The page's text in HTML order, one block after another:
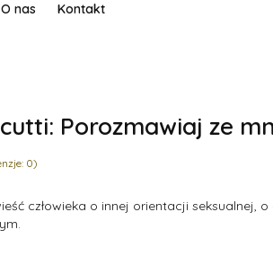
O nas Kontakt
Porozmawiaj ze
0)
człowieka o innej orientacji seksualnej,